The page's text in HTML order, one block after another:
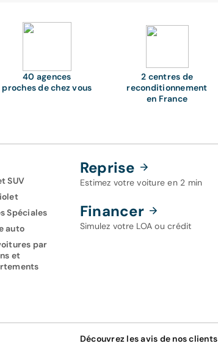
40 agences
proches de chez vous
2 centres de
reconditionnement
en France
SUV
Spéciales
auto
par
et
Reprise
Estimez votre voiture en 2 min
Financer
Simulez votre LOA ou crédit
Découvrez les avis de nos clients